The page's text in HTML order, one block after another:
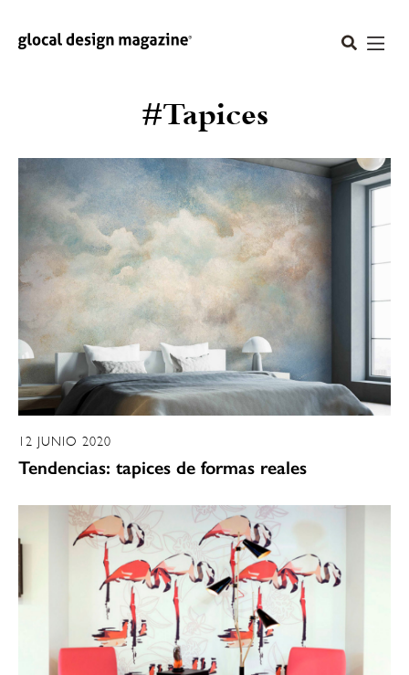
#Tapices
12 JUNIO 2020
Tendencias: tapices de formas reales